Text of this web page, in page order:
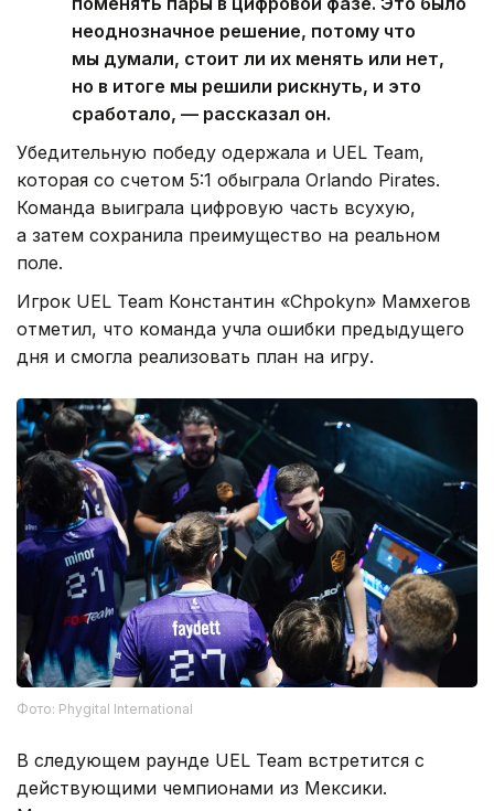
неоднозначное решение, потому что
мы думали, стоит ли их менять или нет,
но в итоге мы решили рискнуть, и это
сработало, — рассказал он.
Убедительную победу одержала и UEL Team,
которая со счетом 5:1 обыграла Orlando Pirates.
Команда выиграла цифровую часть всухую,
а затем сохранила преимущество на реальном
поле.
Игрок UEL Team Константин «Chpokyn» Мамхегов
отметил, что команда учла ошибки предыдущего
дня и смогла реализовать план на игру.
Фото: Phygital International
В следующем раунде UEL Team встретится с
действующими чемпионами из Мексики.